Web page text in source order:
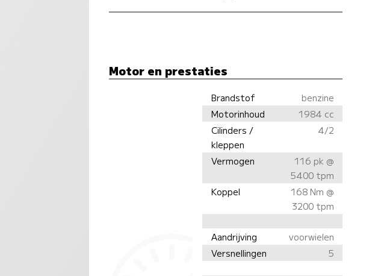
Motor en prestaties
Brandstof
benzine
Motorinhoud
1984 cc
Cilinders /
kleppen
4/2
Vermogen
116 pk @
5400 tpm
Koppel
168 Nm @
3200 tpm
Aandrijving
voorwielen
Versnellingen
5